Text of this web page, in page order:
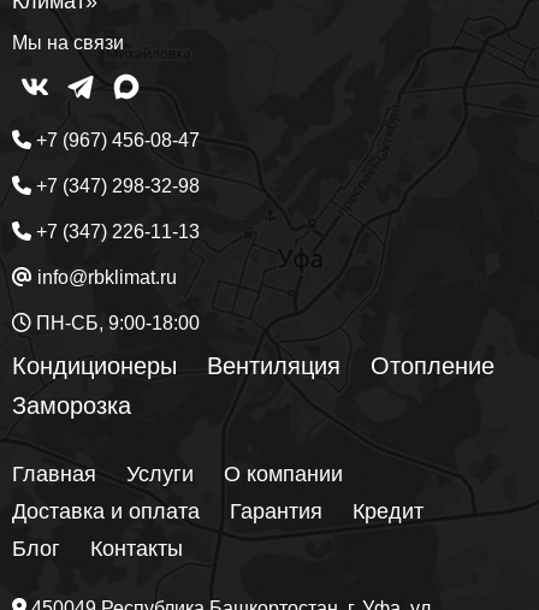
Мы на связи
+7 (967) 456-08-47
+7 (347) 298-32-98
+7 (347) 226-11-13
info@rbklimat.ru
ПН-СБ, 9:00-18:00
Кондиционеры Вентиляция
Отопление
Заморозка
Главная Услуги
О компании
Доставка и оплата
Гарантия
Кредит
Блог
Контакты